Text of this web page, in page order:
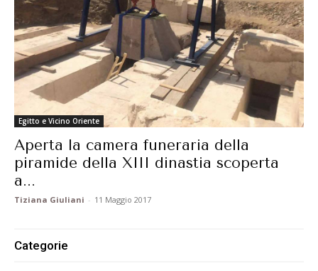
Egitto e Vicino Oriente
Aperta la camera funeraria della
piramide della XIII dinastia scoperta
a...
Tiziana Giuliani - 11 Maggio 2017
Categorie